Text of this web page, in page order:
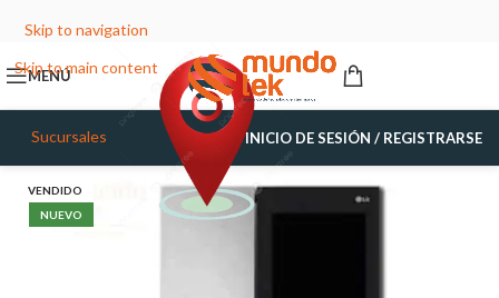
Skip to navigation
Skip to main content
MENÚ
Sucursales INICIO DE SESIÓN / REGISTRARSE
VENDIDO
NUEVO